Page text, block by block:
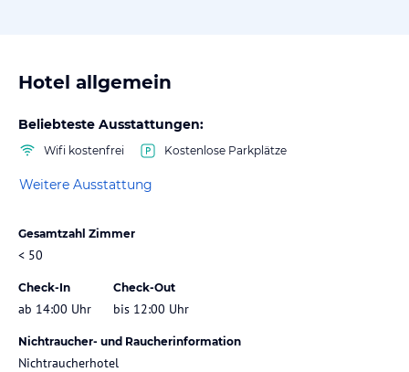
Hotel allgemein
Beliebteste Ausstattungen:
Wifi kostenfrei Kostenlose Parkplätze
Weitere Ausstattung
Gesamtzahl Zimmer
< 50
Check-In
ab 14:00 Uhr
Check-Out
bis 12:00 Uhr
Nichtraucher- und Raucherinformation
Nichtraucherhotel